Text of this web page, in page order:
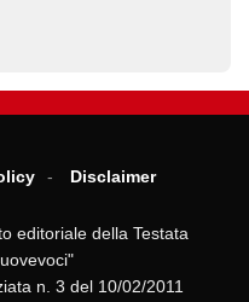
Disclaimer
editoriale della Testata
n. 3 del 10/02/2011